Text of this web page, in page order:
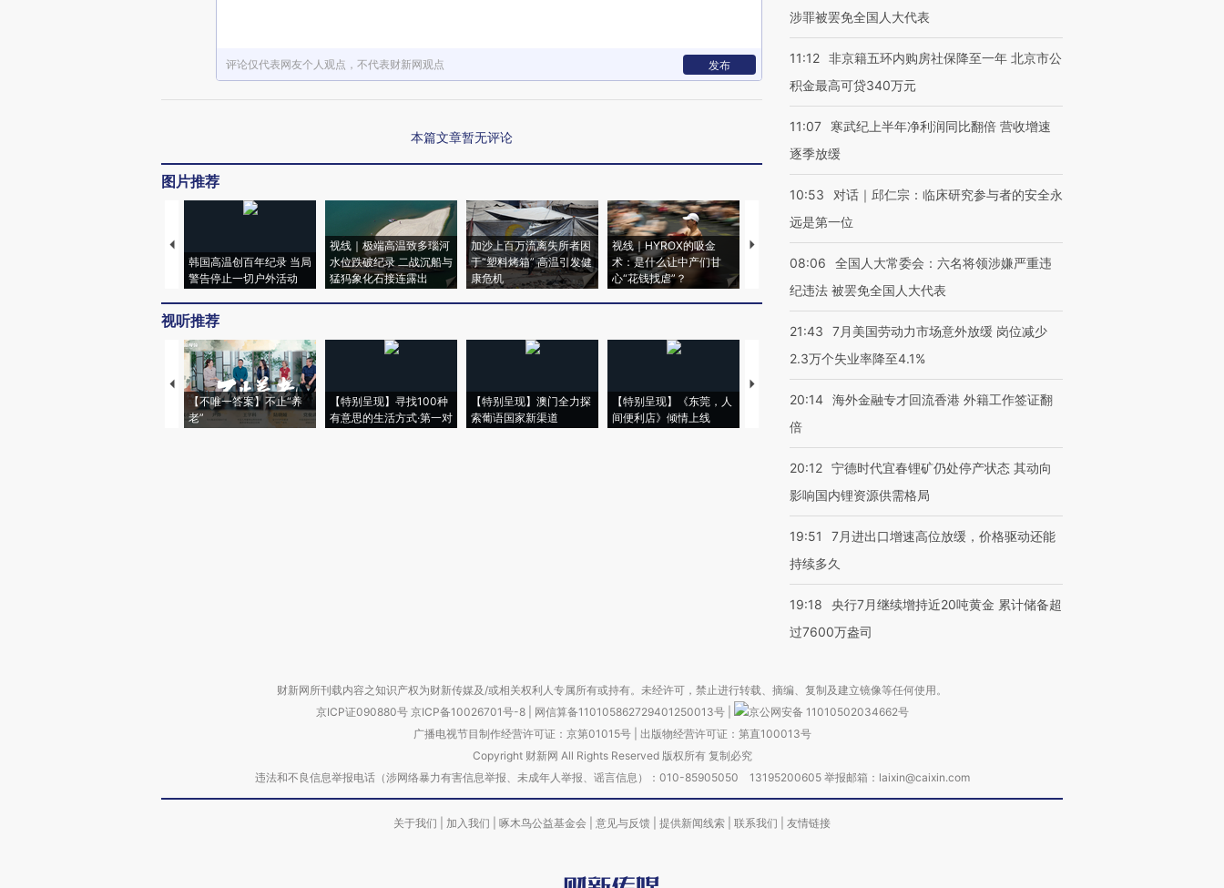
评论仅代表网友个人观点，不代表财新网观点 发布
本篇文章暂无评论
图片推荐
韩国高温创百年纪录 当局
警告停止一切户外活动
视线｜极端高温致多瑙河
水位跌破纪录 二战沉船与
猛犸象化石接连露出
加沙上百万流离失所者困
于“塑料烤箱” 高温引发健
康危机
视线｜HYROX的吸金
术：是什么让中产们甘
心“花钱找虐”？
马航飞行员跨国走私7万
粒摇头丸 尿检体内含3种
视线｜被称为“蟑螂”的印
度Z世代 用街头抗争将教
视线｜“入侵”还是“人道危
机”？难民潮撕裂西班牙
视听推荐
【不唯一答案】不止“养
老”
【特别呈现】寻找100种
有意思的生活方式·第一对
【特别呈现】澳门全力探
索葡语国家新渠道
【特别呈现】《东莞，人
间便利店》倾情上线
【推广】走进第四届链博
会，让数智科技“链”接产
【特别呈现】寻找100种
CFO：不靠规模取胜，华
涉罪被罢免全国人大代表
11:12 非京籍五环内购房社保降至一年 北京市公
积金最高可贷340万元
11:07
寒武纪上半年净利润同比翻倍 营收增速
逐季放缓
10:53
对话｜邱仁宗：临床研究参与者的安全永
远是第一位
08:06
全国人大常委会：六名将领涉嫌严重违
纪违法 被罢免全国人大代表
21:43
7月美国劳动力市场意外放缓 岗位减少
2.3万个失业率降至4.1%
20:14 海外金融专才回流香港 外籍工作签证翻
倍
20:12 宁德时代宜春锂矿仍处停产状态 其动向
影响国内锂资源供需格局
19:51
7月进出口增速高位放缓，价格驱动还能
持续多久
19:18
央行7月继续增持近20吨黄金 累计储备超
过7600万盎司
财新网所刊载内容之知识产权为财新传媒及/或相关权利人专属所有或持有。未经许可，禁止进行转载、摘编、复制及建立镜像等任何使用。
京ICP证090880号 京ICP备10026701号-8 网信算备110105862729401250013号
京公网安备 11010502034662号
广播电视节目制作经营许可证：京第01015号| 出版物经营许可证：第直100013号
Copyright 财新网 All Rights Reserved 版权所有 复制必究
违法和不良信息举报电话（涉网络暴力有害信息举报、未成年人举报、谣言信息）：010-85905050 13195200605 举报邮箱：laixin@caixin.com
关于我们 加入我们 啄木鸟公益基金会 意见与反馈 提供新闻线索 联系我们 友情链接